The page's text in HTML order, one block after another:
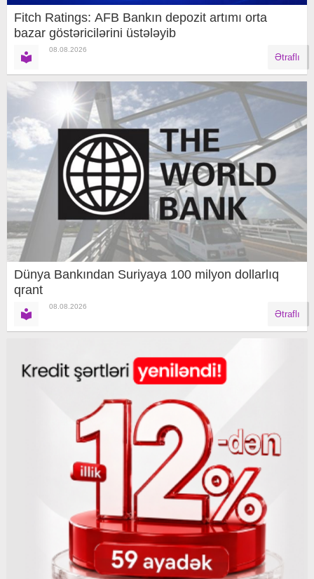
Fitch Ratings: AFB Bankın depozit artımı orta
bazar göstəricilərini üstələyib
08.08.2026
Ətraflı
Dünya Bankından Suriyaya 100 milyon dollarlıq
qrant
08.08.2026
Ətraflı